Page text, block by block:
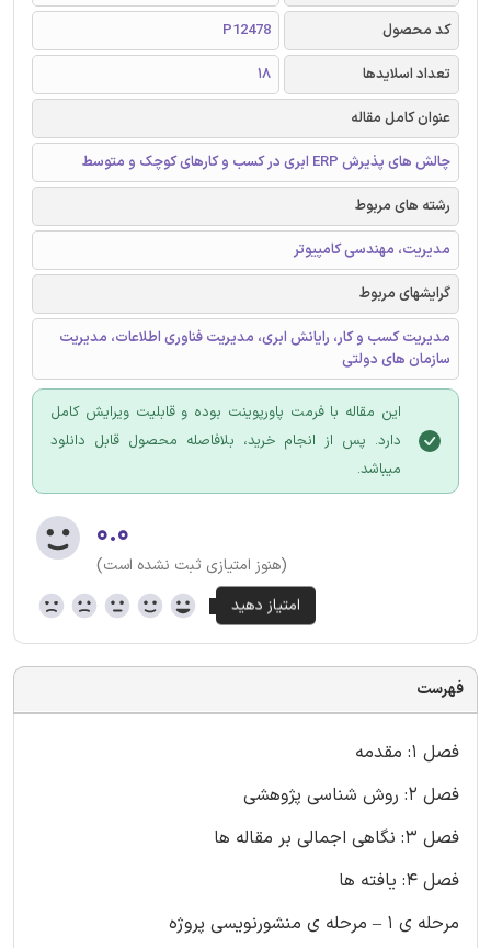
کد محصول
P12478
تعداد اسلایدها
18
عنوان کامل مقاله
چالش های پذیرش ERP ابری در کسب و کارهای کوچک و متوسط
رشته های مربوط
مدیریت، مهندسی کامپیوتر
گرایشهای مربوط
مدیریت کسب و کار، رایانش ابری، مدیریت فناوری اطلاعات، مدیریت
سازمان های دولتی
این مقاله با فرمت پاورپوینت بوده و قابلیت ویرایش کامل
دارد. پس از انجام خرید، بلافاصله محصول قابل دانلود
میباشد.
۰.۰
(هنوز امتیازی ثبت نشده است)
فهرست
فصل 1: مقدمه
فصل 2: روش شناسی پژوهشی
فصل 3: نگاهی اجمالی بر مقاله ها
فصل 4: یافته ها
مرحله ی 1 – مرحله ی منشورنویسی پروژه